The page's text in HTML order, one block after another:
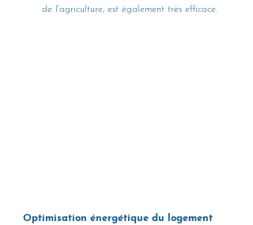
de l'agriculture, est également très efficace.
Optimisation énergétique du logement